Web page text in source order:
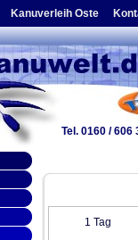
Kanuverleih Oste
Tel. 0160 / 606
1 Tag